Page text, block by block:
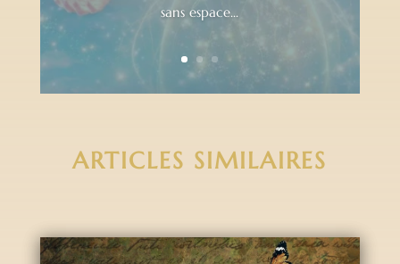
sans espace...
ARTICLES SIMILAIRES